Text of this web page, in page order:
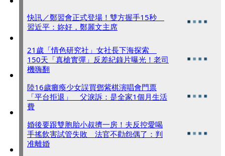
快訊／鄭習會正式登場！雙方握手15秒
習近平：妳好，鄭麗文主席
21歲「情色研究社」女社長下海探索
150天「真槍實彈」反差紀錄片曝光！老司
機嗨翻
陸16歲癱瘓少女誤買鄧紫棋演唱會門票
「平台拒退」 父淚訴：是全家1個月生活
費
婚後要跟雙胞胎小叔擠一房！夫反控愛喝
手搖飲害試管失敗 法官不勸怨偶了：判
准離婚